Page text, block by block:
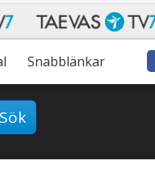
Snabblänkar
Sök